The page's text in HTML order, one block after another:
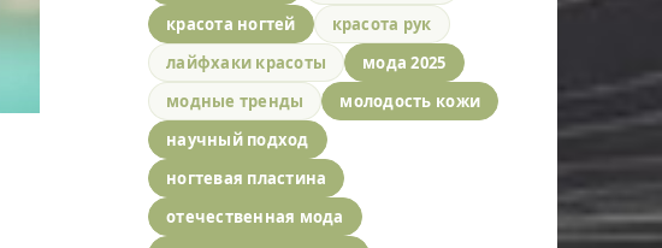
красота ногтей
красота рук
лайфхаки красоты
мода 2025
модные тренды
молодость кожи
научный подход
ногтевая пластина
отечественная мода